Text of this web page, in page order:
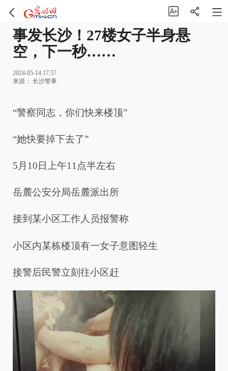
事发长沙！27楼女子半身悬
空，下一秒……
2024-05-14 17:57
来源： 长沙警事
“警察同志，你们快来楼顶”
“她快要掉下去了”
5月10日上午11点半左右
岳麓公安分局岳麓派出所
接到某小区工作人员报警称
小区内某栋楼顶有一女子意图轻生
接警后民警立刻往小区赶